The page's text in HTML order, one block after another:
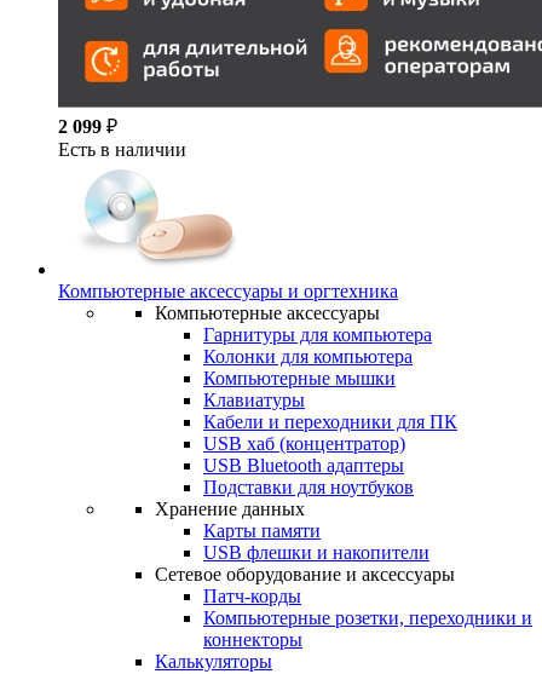
2 099 ₽
Есть в наличии
Компьютерные аксессуары и оргтехника
Компьютерные аксессуары
Гарнитуры для компьютера
Колонки для компьютера
Компьютерные мышки
Клавиатуры
Кабели и переходники для ПК
USB хаб (концентратор)
USB Bluetooth адаптеры
Подставки для ноутбуков
Хранение данных
Карты памяти
USB флешки и накопители
Сетевое оборудование и аксессуары
Патч-корды
Компьютерные розетки, переходники и
коннекторы
Калькуляторы